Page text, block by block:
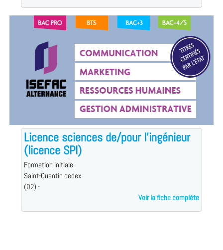
Licence sciences de/pour l'ingénieur
(licence SPI)
Formation initiale
Saint-Quentin cedex
(02) -
Voir la fiche complète